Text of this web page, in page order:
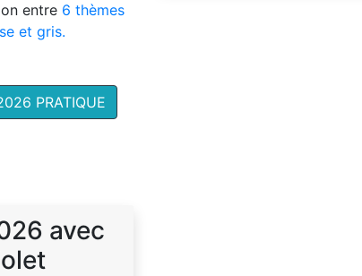
entre 6 thèmes
et gris.
PRATIQUE
avec